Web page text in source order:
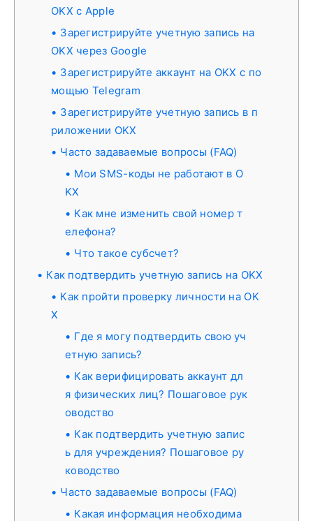
OKX с Apple
Зарегистрируйте учетную запись на
OKX через Google
Зарегистрируйте аккаунт на OKX с по
мощью Telegram
Зарегистрируйте учетную запись в п
риложении OKX
Часто задаваемые вопросы (FAQ)
Мои SMS-коды не работают в O
KX
Как мне изменить свой номер т
елефона?
Что такое субсчет?
Как подтвердить учетную запись на OKX
Как пройти проверку личности на OK
X
Где я могу подтвердить свою уч
етную запись?
Как верифицировать аккаунт дл
я физических лиц? Пошаговое рук
оводство
Как подтвердить учетную запис
ь для учреждения? Пошаговое ру
ководство
Часто задаваемые вопросы (FAQ)
Какая информация необходима